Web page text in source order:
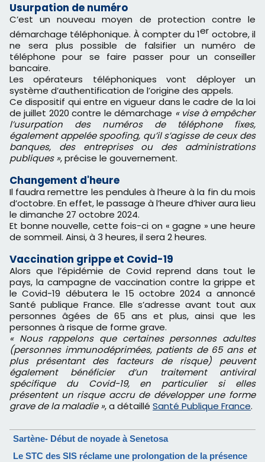
Usurpation de numéro
C’est un nouveau moyen de protection contre le
démarchage téléphonique. À compter du 1er octobre, il
ne sera plus possible de falsifier un numéro de
téléphone pour se faire passer pour un conseiller
bancaire.
Les opérateurs téléphoniques vont déployer un
système d’authentification de l’origine des appels.
Ce dispositif qui entre en vigueur dans le cadre de la loi
de juillet 2020 contre le démarchage « vise à empêcher
l’usurpation des numéros de téléphone fixes,
également appelée spoofing, qu’il s’agisse de ceux des
banques, des entreprises ou des administrations
publiques », précise le gouvernement.
Changement d'heure
Il faudra remettre les pendules à l’heure à la fin du mois
d’octobre. En effet, le passage à l’heure d’hiver aura lieu
le dimanche 27 octobre 2024.
Et bonne nouvelle, cette fois-ci on « gagne » une heure
de sommeil. Ainsi, à 3 heures, il sera 2 heures.
Vaccination grippe et Covid-19
Alors que l’épidémie de Covid reprend dans tout le
pays, la campagne de vaccination contre la grippe et
le Covid-19 débutera le 15 octobre 2024 a annoncé
Santé publique France. Elle s’adresse avant tout aux
personnes âgées de 65 ans et plus, ainsi que les
personnes à risque de forme grave.
« Nous rappelons que certaines personnes adultes
(personnes immunodéprimées, patients de 65 ans et
plus présentant des facteurs de risque) peuvent
également bénéficier d’un traitement antiviral
spécifique du Covid-19, en particulier si elles
présentent un risque accru de développer une forme
grave de la maladie », a détaillé Santé Publique France.
Sartène- Début de noyade à Senetosa
Le STC des SIS réclame une prolongation de la présence